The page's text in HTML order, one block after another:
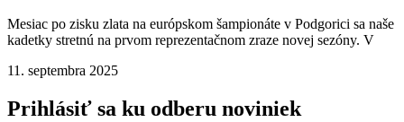
Mesiac po zisku zlata na európskom šampionáte v Podgorici sa naše
kadetky stretnú na prvom reprezentačnom zraze novej sezóny. V
11. septembra 2025
Prihlásiť sa ku odberu noviniek